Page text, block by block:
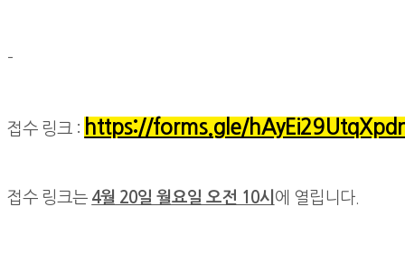
-
접수 링크 : https://forms.gle/
접수 링크는 4월 20일 월요일 오전 10시 에 열립니다.